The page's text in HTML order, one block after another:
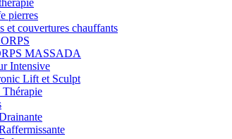
pierres
et couvertures chauffants
MASSADA
Intensive
Lift et Sculpt